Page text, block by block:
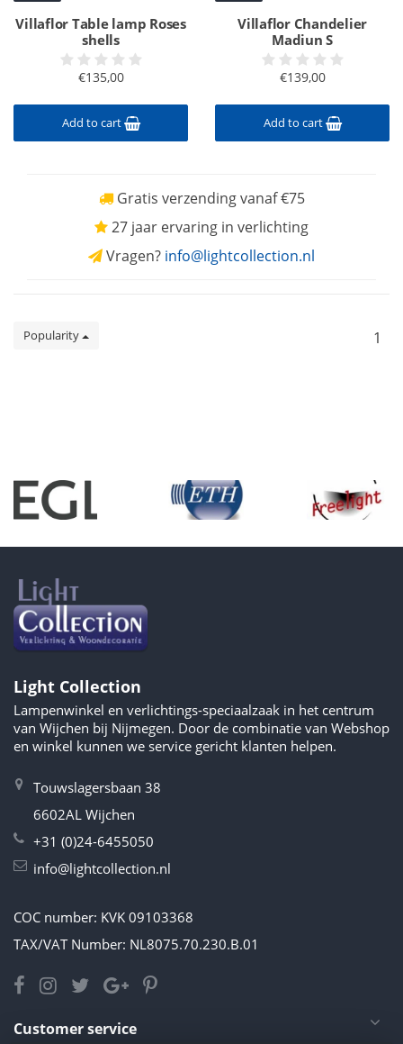
Villaflor Table lamp Roses
shells
€135,00
Add to cart
Villaflor Chandelier
Madiun S
€139,00
Add to cart
Gratis verzending vanaf €75
27 jaar ervaring in verlichting
Vragen? info@lightcollection.nl
Popularity 1
Light Collection
Lampenwinkel en verlichtings-speciaalzaak in het centrum
van Wijchen bij Nijmegen. Door de combinatie van Webshop
en winkel kunnen we service gericht klanten helpen.
Touwslagersbaan 38
6602AL Wijchen
+31 (0)24-6455050
info@lightcollection.nl
COC number: KVK 09103368
TAX/VAT Number: NL8075.70.230.B.01
Customer service